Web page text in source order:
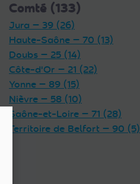
Comté (133)
Jura — 39 (26)
Haute-Saône — 70 (13)
Doubs — 25 (14)
Côte-d'Or — 21 (22)
Yonne — 89 (15)
Nièvre — 58 (10)
Saône-et-Loire — 71 (28)
Territoire de Belfort — 90 (5)